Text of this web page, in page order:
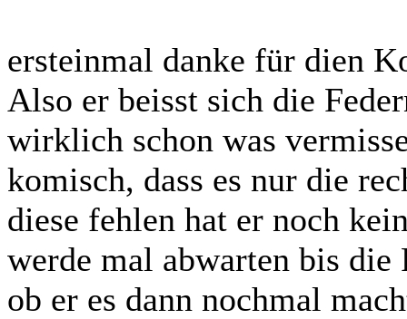
ersteinmal danke für dien
Also er beisst sich die
wirklich schon was
komisch, dass es nur die
diese fehlen hat er noch
werde mal abwarten bis die
ob er es dann nochmal